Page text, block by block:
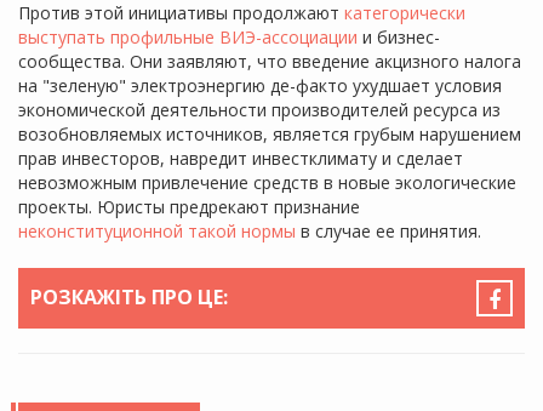
Против этой инициативы продолжают категорически
выступать профильные ВИЭ-ассоциации и бизнес-
сообщества. Они заявляют, что введение акцизного налога
на "зеленую" электроэнергию де-факто ухудшает условия
экономической деятельности производителей ресурса из
возобновляемых источников, является грубым нарушением
прав инвесторов, навредит инвестклимату и сделает
невозможным привлечение средств в новые экологические
проекты. Юристы предрекают признание
неконституционной такой нормы в случае ее принятия.
РОЗКАЖІТЬ ПРО ЦЕ: